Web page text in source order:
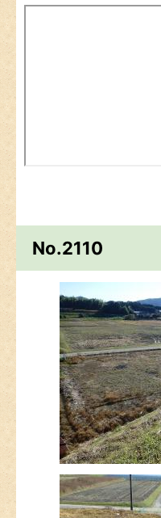
No.2110